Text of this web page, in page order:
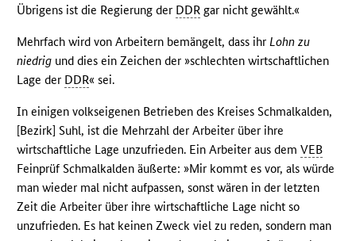
Übrigens ist die Regierung der DDR gar nicht gewählt.«
Mehrfach wird von Arbeitern bemängelt, dass ihr Lohn zu
niedrig und dies ein Zeichen der »schlechten wirtschaftlichen
Lage der DDR« sei.
In einigen volkseigenen Betrieben des Kreises Schmalkalden,
[Bezirk] Suhl, ist die Mehrzahl der Arbeiter über ihre
wirtschaftliche Lage unzufrieden. Ein Arbeiter aus demVEB
Feinprüf Schmalkalden äußerte: »Mir kommt es vor, als würde
man wieder mal nicht aufpassen, sonst wären in der letzten
Zeit die Arbeiter über ihre wirtschaftliche Lage nicht so
unzufrieden. Es hat keinen Zweck viel zu reden, sondern man